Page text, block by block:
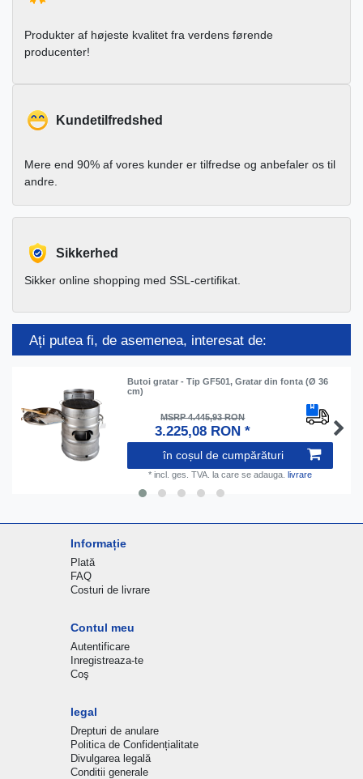
Produkter af højeste kvalitet fra verdens førende
producenter!
Kundetilfredshed
Mere end 90% af vores kunder er tilfredse og anbefaler os til
andre.
Sikkerhed
Sikker online shopping med SSL-certifikat.
Ați putea fi, de asemenea, interesat de:
Butoi gratar - Tip GF501, Gratar din fonta (Ø 36
cm)
MSRP 4.445,93 RON
3.225,08 RON *
în coșul de cumpărături
* incl. ges. TVA. la care se adauga. livrare
Informație
Plată
FAQ
Costuri de livrare
Contul meu
Autentificare
Inregistreaza-te
Coş
legal
Drepturi de anulare
Politica de Confidențialitate
Divulgarea legală
Conditii generale